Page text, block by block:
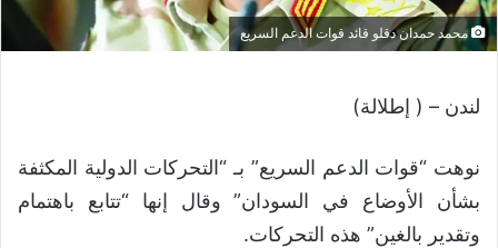
محمد حمدان دقلو قائد قوات الدعم السريع
لندن – ( إطلالة)
نوهت “قوات الدعم السريع” بـ “التحركات الدولية المكثفة
بشأن الأوضاع في السودان” وقال إنها “تتابع باهتمام
وتقدير بالغين” هذه التحركات.